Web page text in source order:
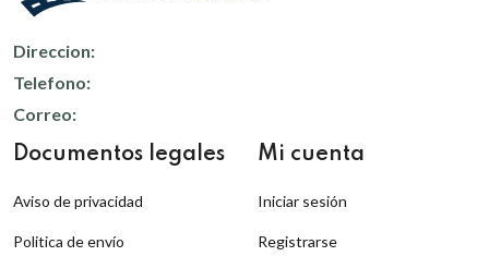
Direccion:
Telefono:
Correo:
Documentos legales
Aviso de privacidad
Politica de envío
Mi cuenta
Iniciar sesión
Registrarse